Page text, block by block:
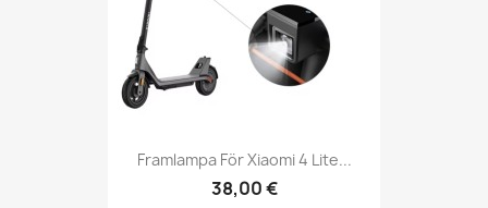
Framlampa För Xiaomi 4 Lite...
38,00 €